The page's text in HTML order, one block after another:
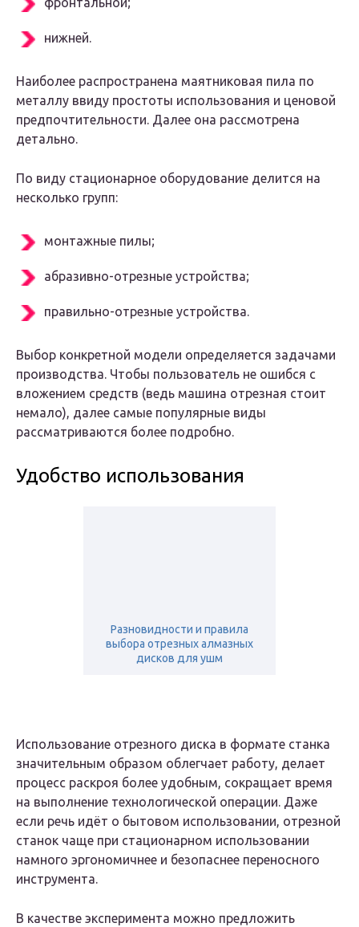
нижней.
Наиболее распространена маятниковая пила по
металлу ввиду простоты использования и ценовой
предпочтительности. Далее она рассмотрена
детально.
По виду стационарное оборудование делится на
несколько групп:
монтажные пилы;
абразивно-отрезные устройства;
правильно-отрезные устройства.
Выбор конкретной модели определяется задачами
производства. Чтобы пользователь не ошибся с
вложением средств (ведь машина отрезная стоит
немало), далее самые популярные виды
рассматриваются более подробно.
Удобство использования
Разновидности и правила
выбора отрезных алмазных
дисков для ушм
Использование отрезного диска в формате станка
значительным образом облегчает работу, делает
процесс раскроя более удобным, сокращает время
на выполнение технологической операции. Даже
если речь идёт о бытовом использовании, отрезной
станок чаще при стационарном использовании
намного эргономичнее и безопаснее переносного
инструмента.
В качестве эксперимента можно предложить